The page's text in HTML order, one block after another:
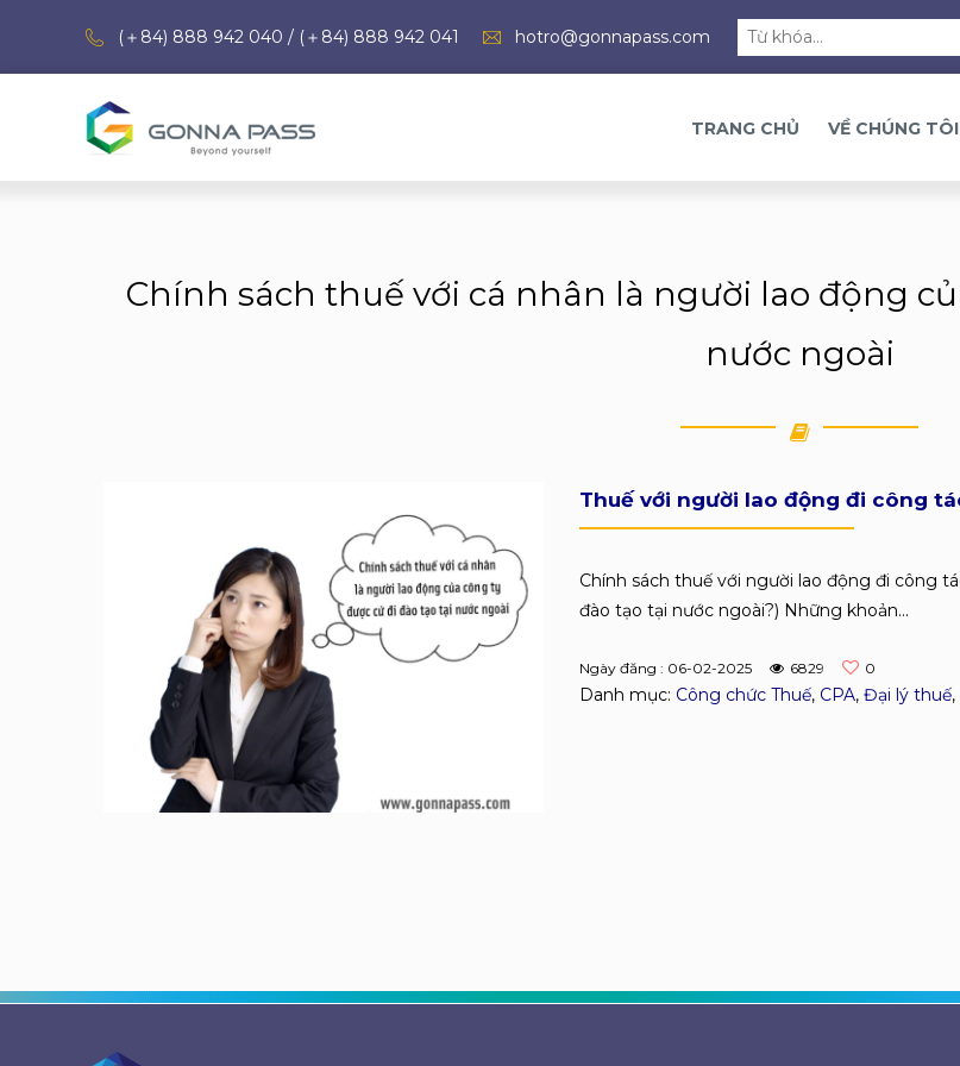
(＋84) 888 942 040 / (＋84) 888 942 041 hotro@gonnapass.com
TRANG CHỦ VỀ CHÚNG TÔI
Chính sách thuế với cá nhân là người lao động
nước ngoài
Thuế với người lao động đi công
Chính sách thuế với người lao động đi công
đào tạo tại nước ngoài?) Những khoản...
Ngày đăng : 06-02-2025 6829 0
Danh mục: Công chức Thuế, CPA, Đại lý thuế,